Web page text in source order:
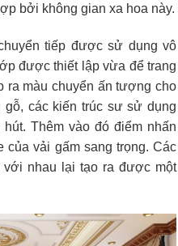
bởi không gian xa hoa này.
tiếp được sử dụng vô
được thiết lập vừa để trang
ra màu chuyển ấn tượng cho
gỗ, các kiến trúc sư sử dụng
Thêm vào đó điểm nhấn
của vải gấm sang trọng. Các
nhau lại tạo ra được một